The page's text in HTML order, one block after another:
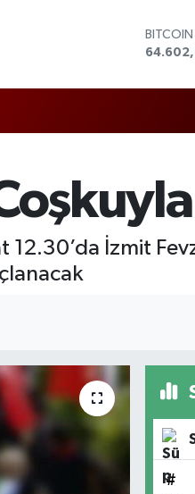
DOLAR
STERLİN
6518.23
BİST100
13.703
İzmit
#